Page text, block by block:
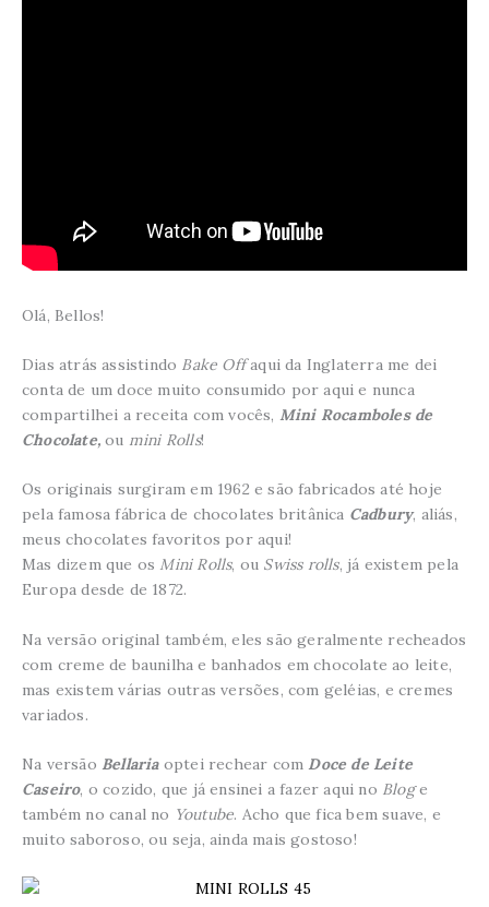
Olá, Bellos!
Dias atrás assistindo Bake Offaqui da Inglaterra me dei
conta de um doce muito consumido por aqui e nunca
compartilhei a receita com vocês, Mini Rocamboles de
Chocolate, ou mini Rolls!
Os originais surgiram em 1962 e são fabricados até hoje
pela famosa fábrica de chocolates britânica Cadbury, aliás,
meus chocolates favoritos por aqui!
Mas dizem que os Mini Rolls, ou Swiss rolls, já existem pela
Europa desde de 1872.
Na versão original também, eles são geralmente recheados
com creme de baunilha e banhados em chocolate ao leite,
mas existem várias outras versões, com geléias, e cremes
variados.
Na versão Bellariaoptei rechear com Doce de Leite
Caseiro, o cozido, que já ensinei a fazer aqui no Bloge
também no canal no Youtube. Acho que fica bem suave, e
muito saboroso, ou seja, ainda mais gostoso!